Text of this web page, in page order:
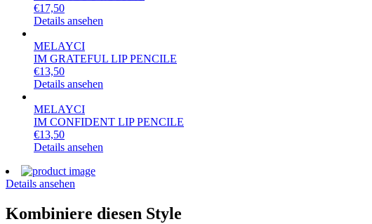
€17,50
Details ansehen
MELAYCI
IM GRATEFUL LIP PENCILE
€13,50
Details ansehen
MELAYCI
IM CONFIDENT LIP PENCILE
€13,50
Details ansehen
Details ansehen
Kombiniere diesen Style